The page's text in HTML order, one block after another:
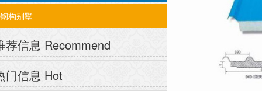
钢构别墅
荐信息 Recommend
门信息 Hot